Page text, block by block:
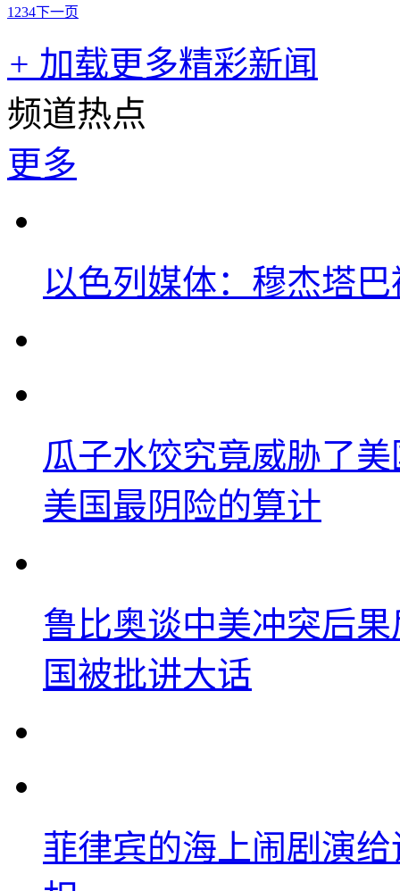
1 234下一页
+ 加载更多精彩新闻
频道热点
更多
以色列媒体：穆杰塔
瓜子水饺究竟威胁了
美国最阴险的算计
鲁比奥谈中美冲突后
国被批讲大话
菲律宾的海上闹剧演